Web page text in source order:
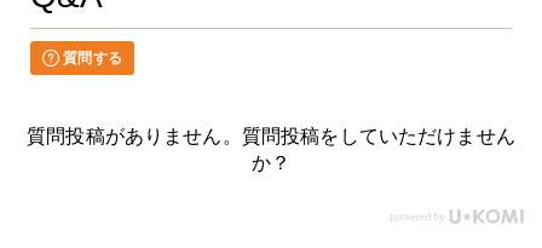
質問する
質問投稿がありません。質問投稿をしていただけません
か？